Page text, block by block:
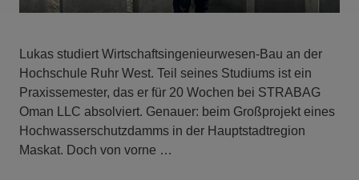
Lukas studiert Wirtschaftsingenieurwesen-Bau an der
Hochschule Ruhr West. Teil seines Studiums ist ein
Praxissemester, das er für 20 Wochen bei STRABAG
Oman LLC absolviert. Genauer: beim Großprojekt eines
Hochwasserschutzdamms in der Hauptstadtregion
Maskat. Doch von vorne …